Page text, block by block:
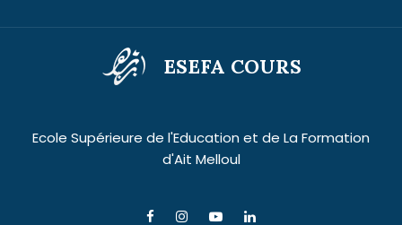
ESEFA COURS
Ecole Supérieure de l'Education et de La Formation
d'Ait Melloul